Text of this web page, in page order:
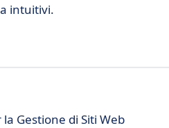
intuitivi.
Gestione di Siti Web